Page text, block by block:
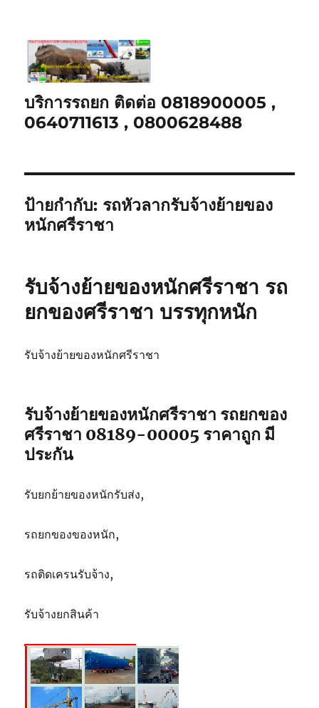
บริการรถยก ติดต่อ 0818900005 ,
0640711613 , 0800628488
ป้ายกำกับ: รถหัวลากรับจ้างย้ายของ
หนักศรีราชา
รับจ้างย้ายของหนักศรีราชา รถ
ยกของศรีราชา บรรทุกหนัก
รับจ้างย้ายของหนักศรีราชา
รับจ้างย้ายของหนักศรีราชา รถยกของ
ศรีราชา 08189-00005 ราคาถูก มี
ประกัน
รับยกย้ายของหนักรับส่ง,
รถยกของของหนัก,
รถติดเครนรับจ้าง,
รับจ้างยกสินค้า